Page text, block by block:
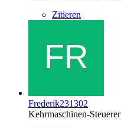
Zitieren
Frederik231302
Kehrmaschinen-Steuerer